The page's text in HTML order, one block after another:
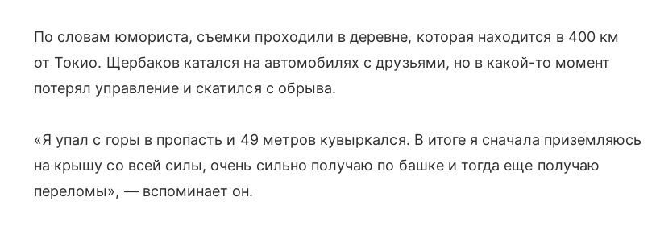
По словам юмориста, съемки проходили в деревне, которая находится в 400 км
от Токио. Щербаков катался на автомобилях с друзьями, но в какой-то момент
потерял управление и скатился с обрыва.
«Я упал с горы в пропасть и 49 метров кувыркался. В итоге я сначала приземляюсь
на крышу со всей силы, очень сильно получаю по башке и тогда еще получаю
переломы», — вспоминает он.